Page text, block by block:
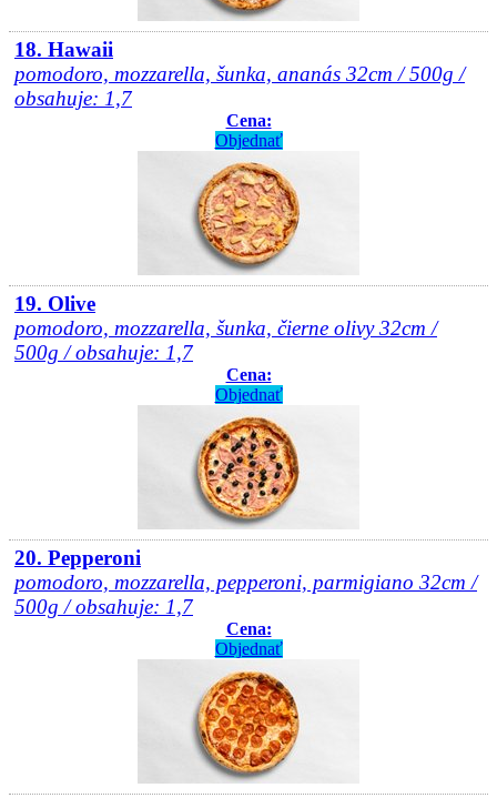
18. Hawaii
pomodoro, mozzarella, šunka, ananás 32cm / 500g /
obsahuje: 1,7
Cena:
Objednať
19. Olive
pomodoro, mozzarella, šunka, čierne olivy 32cm /
500g / obsahuje: 1,7
Cena:
Objednať
20. Pepperoni
pomodoro, mozzarella, pepperoni, parmigiano 32cm /
500g / obsahuje: 1,7
Cena:
Objednať